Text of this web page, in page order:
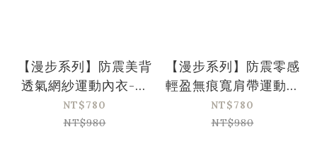
【漫步系列】防震美背
透氣網紗運動內衣-醬
茄紫(30/65-38/85、
A-D)
NT$780
NT$980
【漫步系列】防震零感
輕盈無痕寬肩帶運動內
衣-星耀黑(30/65-
38/85、A-D)
NT$780
NT$980